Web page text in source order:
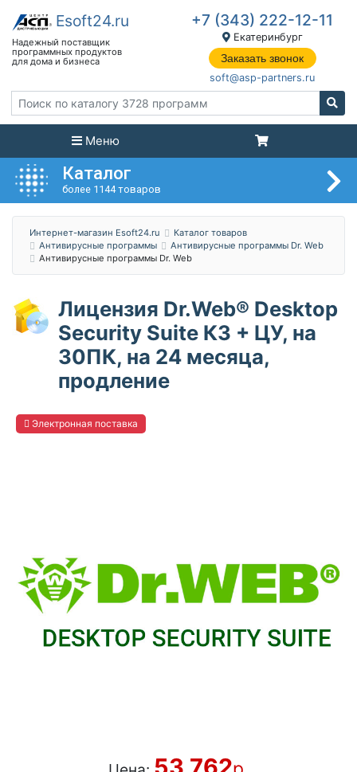
+7 (343) 222-12-11
Екатеринбург
Заказать звонок
soft@asp-partners.ru
Меню
Каталог
более 1144 товаров
Интернет-магазин Esoft24.ru
Каталог товаров
Антивирусные программы
Антивирусные программы Dr. Web
Антивирусные программы Dr. Web
Лицензия Dr.Web® Desktop
Security Suite КЗ + ЦУ, на
30ПК, на 24 месяца,
продление
Электронная поставка